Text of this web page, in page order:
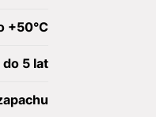
+50°C
do 5 lat